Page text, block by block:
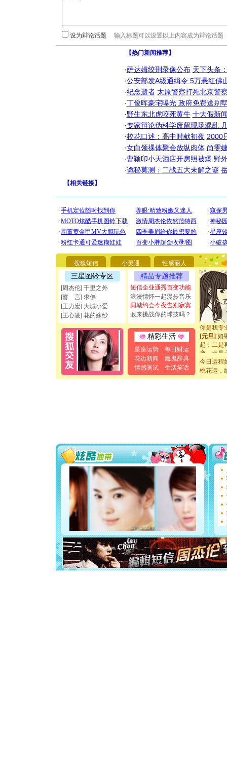
设为辩论话题
【热门新闻推荐】
·萨达姆绞刑录像公布 天下头条
·公安部发A级通缉令 5万悬红佛
·纪念逝者 太原警察打死北京警
·丁俊晖豪宅曝光 政府免费送别
·野生东北虎咬死黄牛 十大假新
·专家辩论伪科学废留现场混乱
·校花口述：高中时献初夜 2000
·女白领祼体聚会放纵肉体 尚雯
·曹颖印小天酒店开房照被爆 野
·诡秘莫测：二战五大未解之谜
【相关链接】
搜狐短信 小灵通 性感丽人
三星图铃专区
[周杰伦] 千里之外
[誓 言] 求佛
[王力宏] 大城小爱
[王心凌] 花的嫁纱
精品专题推荐
短信企业通秀百变功能
浪漫情怀一起漫步音乐
同城约会今夜告别寂寞
敢来挑战你的球技吗？
精彩生活
星座运势
每日财运
花边新闻
魔鬼辞典
情感测试
生活笑话
[圣诞节]
你太多
要平安！
[圣诞节]
能正大光
都要快乐
[圣诞节]
如意,快
[元旦]看
断电。爱
你是我专
[元旦]如
起；二是
离。水晶
[元旦]当
泣，这痛
卖了。水
你太多，
要平安
[圣诞节]
能正大
都要快乐
[圣诞节]
如意,快
[元旦]
看
断电。
你是我
[元旦]
起；二是
离。水晶
[元旦]当
泣，这痛
今日运程
桃花运，